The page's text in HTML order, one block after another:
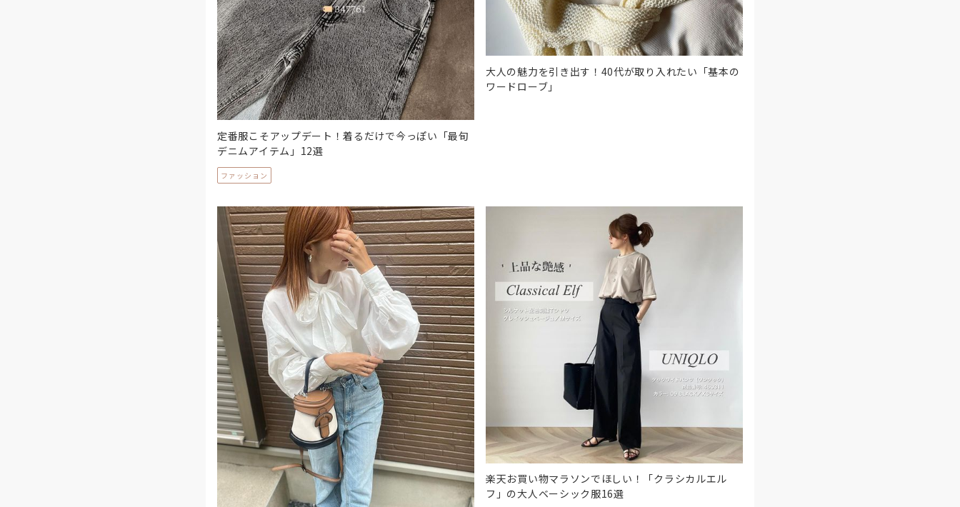
定番服こそアップデート！着るだけで今っぽい「最旬
デニムアイテム」12選
ファッション
大人の魅力を引き出す！40代が取り入れたい「基本の
ワードローブ」
楽天お買い物マラソンでほしい！「クラシカルエル
フ」の大人ベーシック服16選